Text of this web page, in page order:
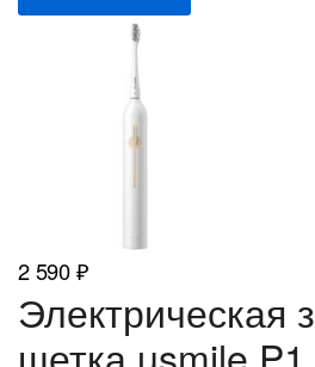
2 590₽
Электрическая